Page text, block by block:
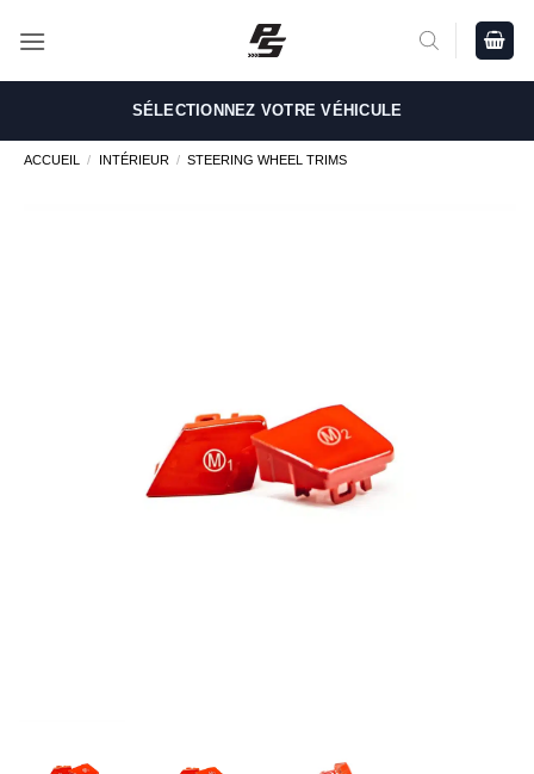
SÉLECTIONNEZ VOTRE VÉHICULE
ACCUEIL / INTÉRIEUR / STEERING WHEEL TRIMS